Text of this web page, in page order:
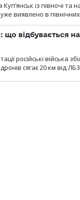
із півночі
виявлено в
відбувається
російські війська
сягає 20 км від